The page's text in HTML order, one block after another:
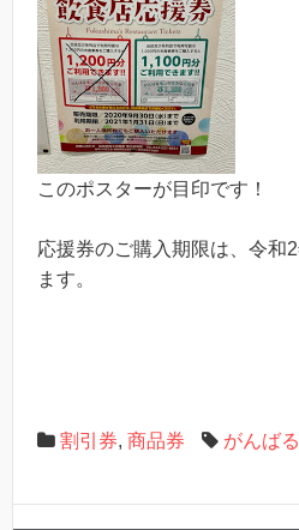
このポスターが目印です！
応援券のご購入期限は、令和
ます。
割引券, 商品券 がんば